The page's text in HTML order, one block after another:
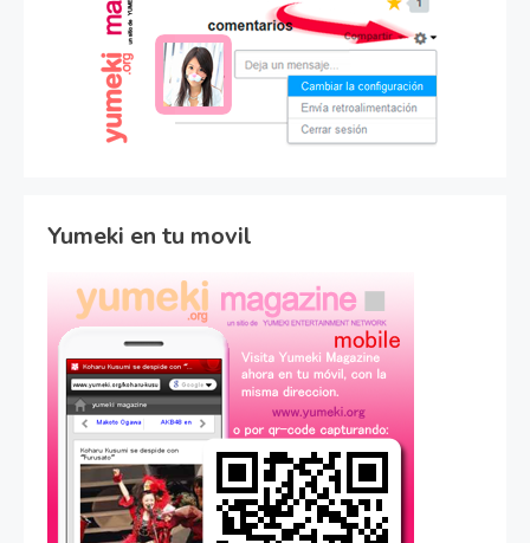
Yumeki en tu movil